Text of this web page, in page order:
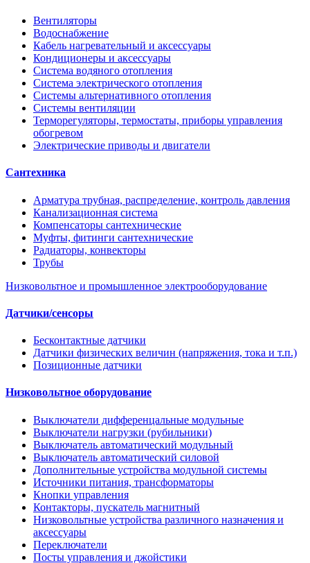
Вентиляторы
Водоснабжение
Кабель нагревательный и аксессуары
Кондиционеры и аксессуары
Система водяного отопления
Система электрического отопления
Системы альтернативного отопления
Системы вентиляции
Терморегуляторы, термостаты, приборы управления
обогревом
Электрические приводы и двигатели
Сантехника
Арматура трубная, распределение, контроль давления
Канализационная система
Компенсаторы сантехнические
Муфты, фитинги сантехнические
Радиаторы, конвекторы
Трубы
Низковольтное и промышленное электрооборудование
Датчики/сенсоры
Бесконтактные датчики
Датчики физических величин (напряжения, тока и т.п.)
Позиционные датчики
Низковольтное оборудование
Выключатели дифференцальные модульные
Выключатели нагрузки (рубильники)
Выключатель автоматический модульный
Выключатель автоматический силовой
Дополнительные устройства модульной системы
Источники питания, трансформаторы
Кнопки управления
Контакторы, пускатель магнитный
Низковольтные устройства различного назначения и
аксессуары
Переключатели
Посты управления и джойстики